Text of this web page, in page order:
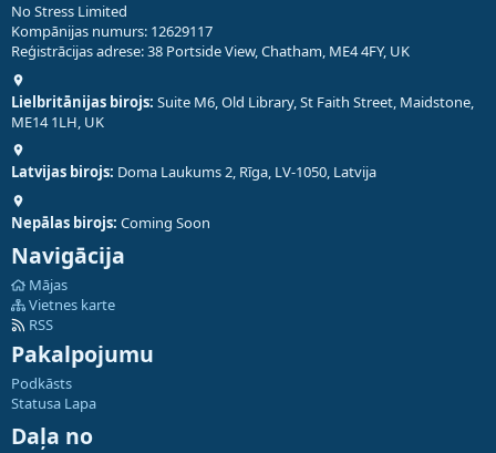
No Stress Limited
Kompānijas numurs: 12629117
Reģistrācijas adrese: 38 Portside View, Chatham, ME4 4FY, UK
Lielbritānijas birojs: Suite M6, Old Library, St Faith Street, Maidstone,
ME14 1LH, UK
Latvijas birojs: Doma Laukums 2, Rīga, LV-1050, Latvija
Nepālas birojs: Coming Soon
Navigācija
Mājas
Vietnes karte
RSS
Pakalpojumu
Podkāsts
Statusa Lapa
Daļa no